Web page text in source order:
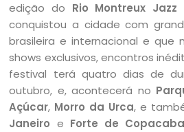
edição do Rio Montreux Jazz
conquistou a cidade com
brasileira e internacional e que
shows exclusivos, encontros
festival terá quatro dias de
outubro, e, acontecerá no
Açúcar, Morro da Urca, e
Janeiro e Forte de